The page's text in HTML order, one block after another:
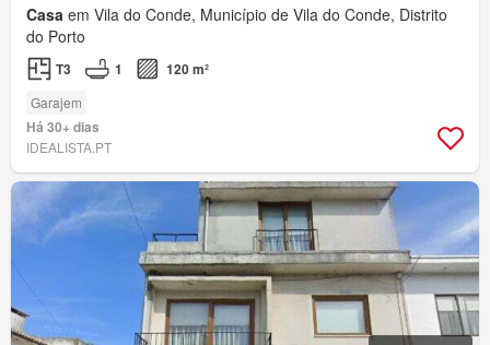
Casa em Vila do Conde, Município de Vila do Conde, Distrito
do Porto
T3 1 120 m²
Garajem
Há 30+ dias
IDEALISTA.PT